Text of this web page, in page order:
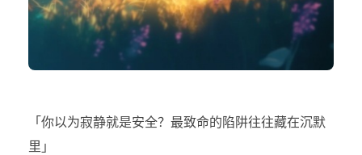
「你以为寂静就是安全？最致命的陷阱往往藏在沉默
里」